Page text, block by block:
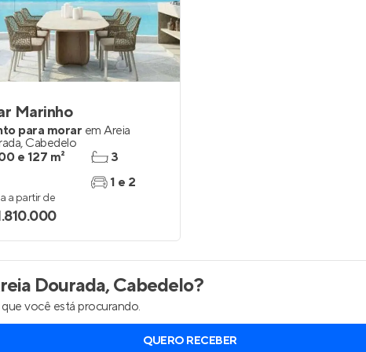
de ClientesEntrar no Painel de Clientes
Entrar no Apto
Marinho
para morar em Areia
, Cabedelo
e 127 m²
3
1 e 2
a partir de
Dourada, Cabedelo?
você está procurando.
QUERO RECEBER